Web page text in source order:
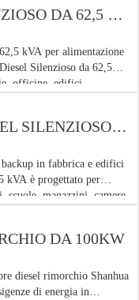
GENERATORE DIESEL SILENZIOSO DA 62,5 KVA
kVA per alimentazione
officine, edifici
impianti
GRUPPO GENERATORE DIESEL SILENZIOSO DA 125 KVA
in fabbrica e edifici
kVA è progettato per
scuole, magazzini, camere
DA 100KW
diesel rimorchio Shanhua
di energia in